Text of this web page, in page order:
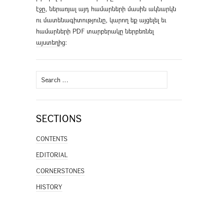
էջը, ներառյալ այդ համարների մասին ակնարկն
ու մատենագիտությունը, կարող եք այցելել եւ
համարների PDF տարբերակը ներբեռնել
այստեղից։
Search
for:
SECTIONS
CONTENTS
EDITORIAL
CORNERSTONES
HISTORY